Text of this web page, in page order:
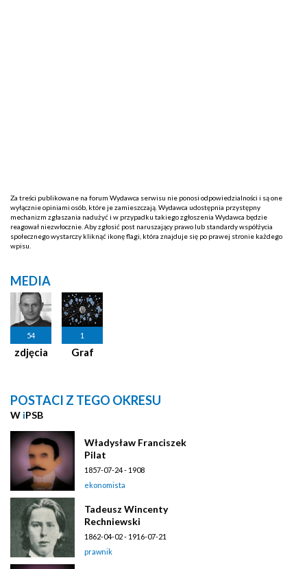
Za treści publikowane na forum Wydawca serwisu nie ponosi odpowiedzialności i są one
wyłącznie opiniami osób, które je zamieszczają. Wydawca udostępnia przystępny
mechanizm zgłaszania nadużyć i w przypadku takiego zgłoszenia Wydawca będzie
reagował niezwłocznie. Aby zgłosić post naruszający prawo lub standardy współżycia
społecznego wystarczy kliknąć ikonę flagi, która znajduje się po prawej stronie każdego
wpisu.
MEDIA
54
zdjęcia
1
Graf
POSTACI Z TEGO OKRESU
W iPSB
Władysław Franciszek
Pilat
1857-07-24 - 1908
ekonomista
Tadeusz Wincenty
Rechniewski
1862-04-02 - 1916-07-21
prawnik